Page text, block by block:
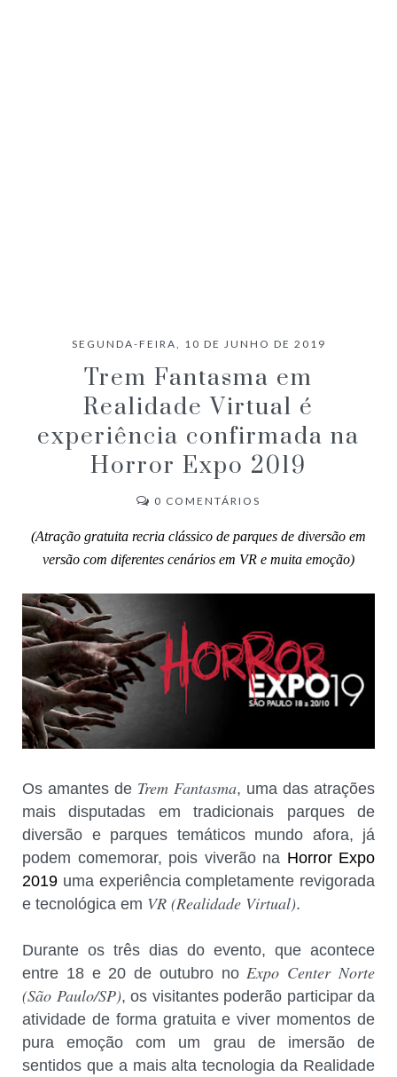
SEGUNDA-FEIRA, 10 DE JUNHO DE 2019
Trem Fantasma em
Realidade Virtual é
experiência confirmada na
Horror Expo 2019
0 COMENTÁRIOS
(Atração gratuita recria clássico de parques de diversão em
versão com diferentes cenários em VR e muita emoção)
Os amantes de Trem Fantasma, uma das atrações
mais disputadas em tradicionais parques de
diversão e parques temáticos mundo afora, já
podem comemorar, pois viverão na Horror Expo
2019 uma experiência completamente revigorada
e tecnológica em VR (Realidade Virtual).
Durante os três dias do evento, que acontece
entre 18 e 20 de outubro no Expo Center Norte
(São Paulo/SP), os visitantes poderão participar da
atividade de forma gratuita e viver momentos de
pura emoção com um grau de imersão de
sentidos que a mais alta tecnologia da Realidade